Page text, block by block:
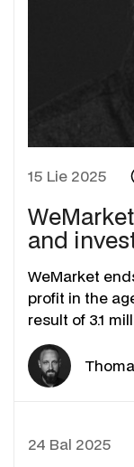
15 Lie 2025
and
WeMarket
profit in the
result of 3.1
24 Bal 2025